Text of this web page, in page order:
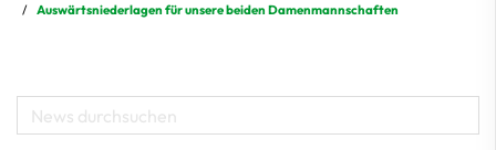
Auswärtsniederlagen für unsere beiden Damenmannschaften